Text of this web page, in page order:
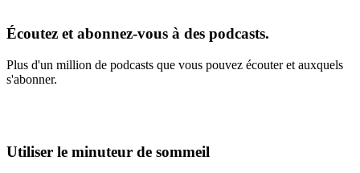
Écoutez et abonnez-vous à des podcasts.
Plus d'un million de podcasts que vous pouvez écouter et auxquels
s'abonner.
Utiliser le minuteur de sommeil